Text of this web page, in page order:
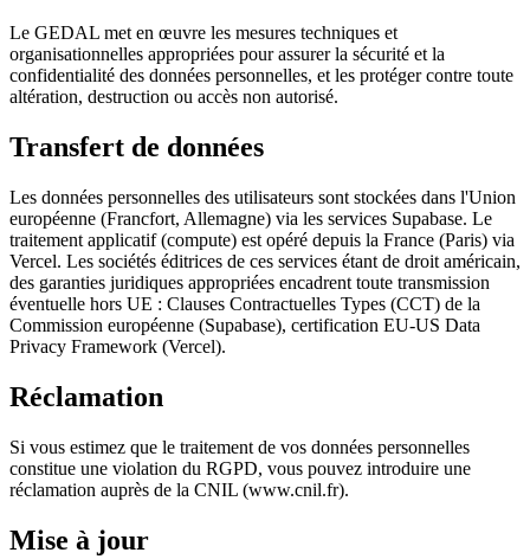
Le GEDAL met en œuvre les mesures techniques et
organisationnelles appropriées pour assurer la sécurité et la
confidentialité des données personnelles, et les protéger contre toute
altération, destruction ou accès non autorisé.
Transfert de données
Les données personnelles des utilisateurs sont stockées dans l'Union
européenne (Francfort, Allemagne) via les services Supabase. Le
traitement applicatif (compute) est opéré depuis la France (Paris) via
Vercel. Les sociétés éditrices de ces services étant de droit américain,
des garanties juridiques appropriées encadrent toute transmission
éventuelle hors UE : Clauses Contractuelles Types (CCT) de la
Commission européenne (Supabase), certification EU-US Data
Privacy Framework (Vercel).
Réclamation
Si vous estimez que le traitement de vos données personnelles
constitue une violation du RGPD, vous pouvez introduire une
réclamation auprès de la CNIL (www.cnil.fr).
Mise à jour